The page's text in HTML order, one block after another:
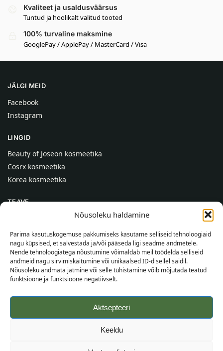
Nõusoleku haldamine
Parima kasutuskogemuse pakkumiseks kasutame selliseid tehnoloogiaid
nagu küpsised, et salvestada ja/või pääseda ligi seadme andmetele.
Nende tehnoloogiatega nõustumine võimaldab meil töödelda selliseid
andmeid nagu sirvimiskäitumine või unikaalsed ID-d sellel saidil.
Nõusoleku andmata jätmine või selle tühistamine võib mõjutada teatud
funktsioone ja funktsioone negatiivselt.
Aktsepteeri
Keeldu
Kvaliteet ja usaldusväärsus
Tuntud ja hoolikalt valitud tooted
100% turvaline maksmine
GooglePay / ApplePay / MasterCard / Visa
JÄLGI MEID
Facebook
Instagram
LINGID
Beauty of Joseon kosmeetika
Cosrx kosmeetika
Korea kosmeetika
TEAVE
Kontaktid
Abi
TEAVE OSTJALE
Tarnetingimused
Tingimused
Veebikaart